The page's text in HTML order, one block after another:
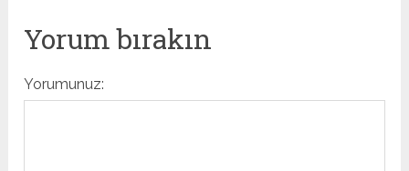
Yorum bırakın
Yorumunuz: